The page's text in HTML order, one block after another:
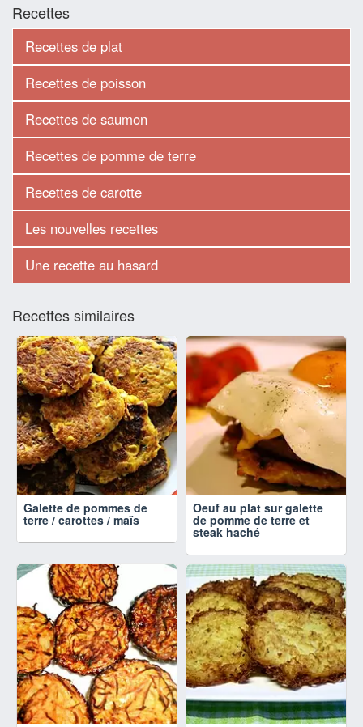
Recettes
Recettes de plat
Recettes de poisson
Recettes de saumon
Recettes de pomme de terre
Recettes de carotte
Les nouvelles recettes
Une recette au hasard
Recettes similaires
Galette de pommes de
terre / carottes / maïs
Oeuf au plat sur galette
de pomme de terre et
steak haché